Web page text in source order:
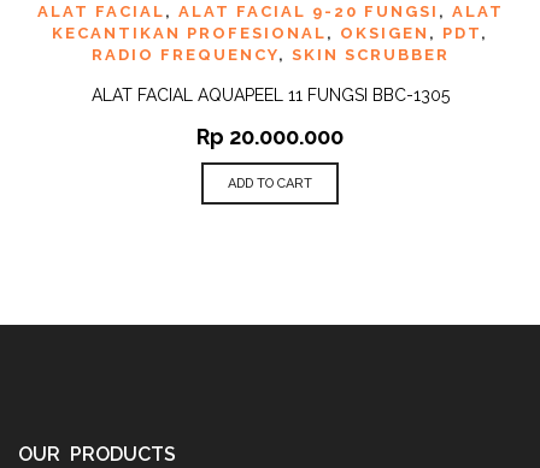
ALAT FACIAL , ALAT FACIAL 9-20 FUNGSI , ALAT
KECANTIKAN PROFESIONAL , OKSIGEN , PDT ,
RADIO FREQUENCY, SKIN SCRUBBER
ALAT FACIAL AQUAPEEL 11 FUNGSI BBC-1305
Rp 20.000.000
ADD TO CART
OUR PRODUCTS